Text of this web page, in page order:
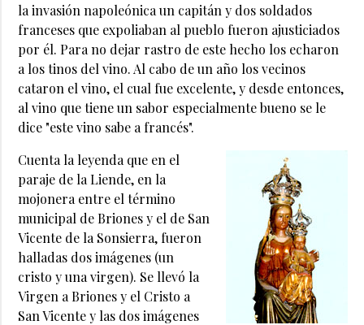
la invasión napoleónica un capitán y dos soldados
franceses que expoliaban al pueblo fueron ajusticiados
por él. Para no dejar rastro de este hecho los echaron
a los tinos del vino. Al cabo de un año los vecinos
cataron el vino, el cual fue excelente, y desde entonces,
al vino que tiene un sabor especialmente bueno se le
dice "este vino sabe a francés".
Cuenta la leyenda que en el
paraje de la Liende, en la
mojonera entre el término
municipal de Briones y el de San
Vicente de la Sonsierra, fueron
halladas dos imágenes (un
cristo y una virgen). Se llevó la
Virgen a Briones y el Cristo a
San Vicente y las dos imágenes